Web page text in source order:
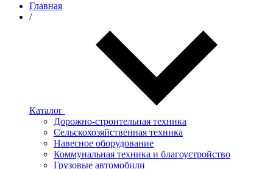
Главная
/
Каталог
Дорожно-строительная техника
Сельскохозяйственная техника
Навесное оборудование
Коммунальная техника и благоустройство
Грузовые автомобили